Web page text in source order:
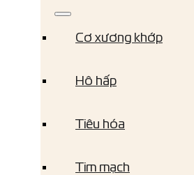
Cơ xương khớp
Hô hấp
Tiêu hóa
Tim mạch